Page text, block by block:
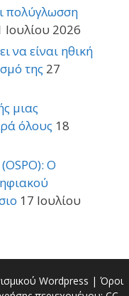
πολύγλωσση
Ιουλίου 2026
να είναι ηθική
της 27
μιας
όλους 18
Ο
17 Ιουλίου
Wordpress | Όροι